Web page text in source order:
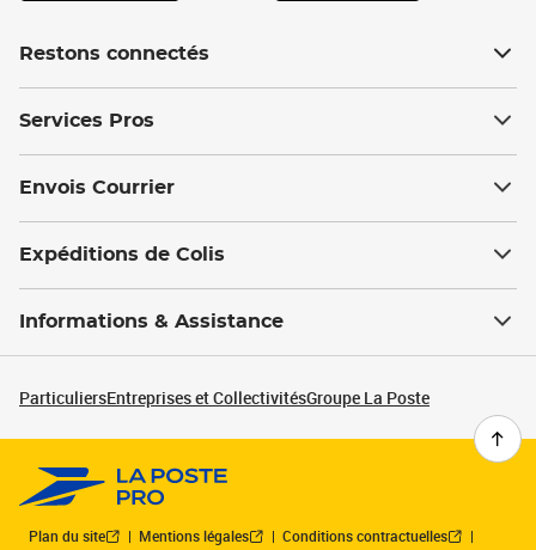
Restons connectés
Services Pros
Envois Courrier
Expéditions de Colis
Informations & Assistance
ParticuliersEntreprises et CollectivitésGroupe La Poste
Plan du site Mentions légales
Conditions contractuelles